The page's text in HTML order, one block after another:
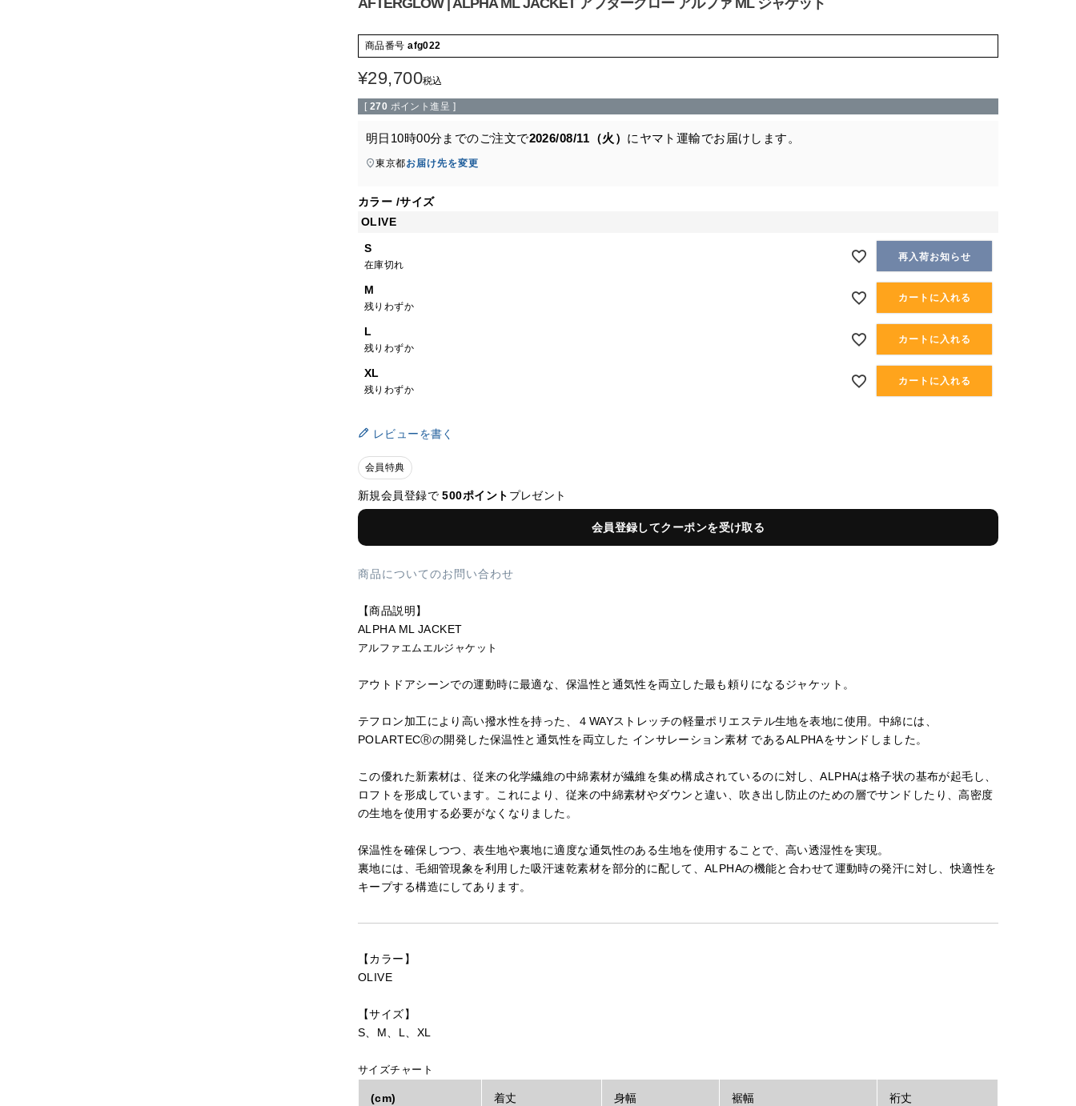
AFTERGLOW | ALPHA ML JACKET アフターグロー アルファ ML ジャケット
商品番号 afg022
¥29,700税込
[ 270 ポイント進呈 ]
明日 10時00分までのご注文で2026/08/11（火） に ヤマト運輸でお届けします。
東京都お届け先を変更
カラー サイズ
OLIVE
S
在庫切れ
再入荷お知らせ
M
残りわずか
カートに入れる
L
残りわずか
カートに入れる
XL
残りわずか
カートに入れる
レビューを書く
会員特典
新規会員登録で500ポイント プレゼント
会員登録してクーポンを受け取る
商品についてのお問い合わせ
【商品説明】
ALPHA ML JACKET
アルファエムエルジャケット
アウトドアシーンでの運動時に最適な、保温性と通気性を両立した最も頼りになるジャケット。⁠
テフロン加工により高い撥水性を持った、４WAYストレッチの軽量ポリエステル生地を表地に使用。中綿には、
POLARTECⓇの開発した保温性と通気性を両立した インサレーション素材 であるALPHAをサンドしました。
この優れた新素材は、従来の化学繊維の中綿素材が繊維を集め構成されているのに対し、ALPHAは格子状の基布が起毛し、
ロフトを形成しています。これにより、従来の中綿素材やダウンと違い、吹き出し防止のための層でサンドしたり、高密度
の生地を使用する必要がなくなりました。
保温性を確保しつつ、表生地や裏地に適度な通気性のある生地を使用することで、高い透湿性を実現。
裏地には、毛細管現象を利用した吸汗速乾素材を部分的に配して、ALPHAの機能と合わせて運動時の発汗に対し、快適性を
キープする構造にしてあります。
【カラー】
OLIVE
【サイズ】
S、M、L、XL
サイズチャート
(cm) 着丈 身幅 裾幅 裄丈